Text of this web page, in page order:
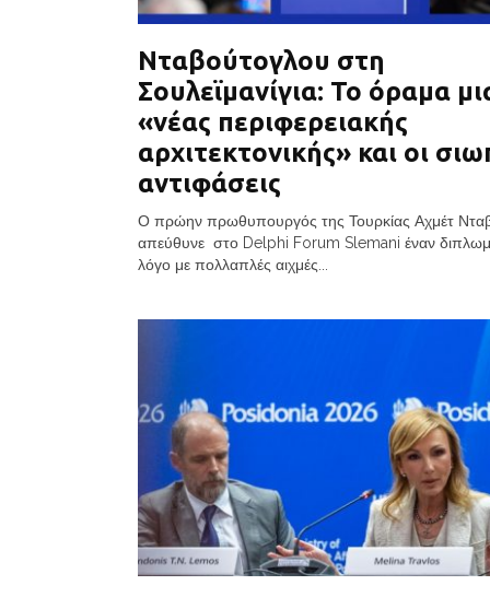
Νταβούτογλου στη
Σουλεϊμανίγια: Το όραμα
«νέας περιφερειακής
αρχιτεκτονικής» και οι
αντιφάσεις
Ο πρώην πρωθυπουργός της Τουρκίας Αχμέτ
απεύθυνε στο Delphi Forum Slemani έναν
λόγο με πολλαπλές αιχμές...